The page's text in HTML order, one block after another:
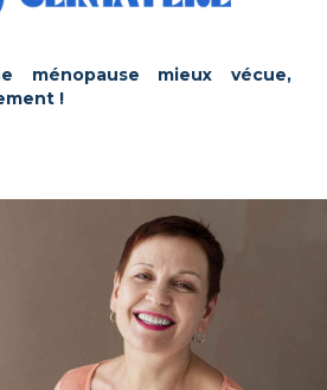
ménopause mieux vécue,
!